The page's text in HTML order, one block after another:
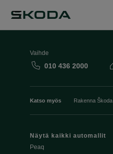
Vaihde
010 436 2000
Katso myös Rakenna Škoda
Näytä kaikki automallit
Peaq